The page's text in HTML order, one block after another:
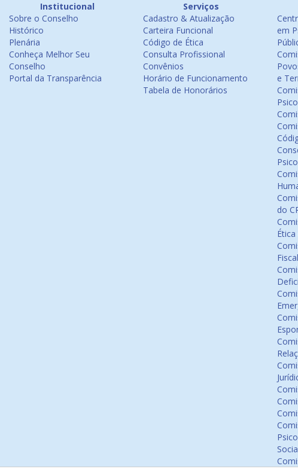
Institucional
Sobre o Conselho
Histórico
Plenária
Conheça Melhor Seu
Conselho
Portal da Transparência
Serviços
Cadastro & Atualização
Carteira Funcional
Código de Ética
Consulta Profissional
Convênios
Horário de Funcionamento
Tabela de Honorários
em
e
do
Ética